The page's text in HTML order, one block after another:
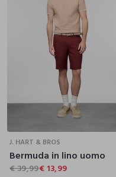
56
J. HART & BROS
Bermuda in lino uomo
€ 39,99€ 13,99